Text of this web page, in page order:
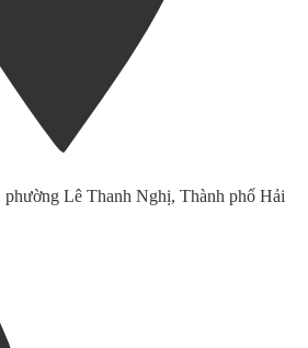
Lê Thanh Nghị, Thành phố Hải